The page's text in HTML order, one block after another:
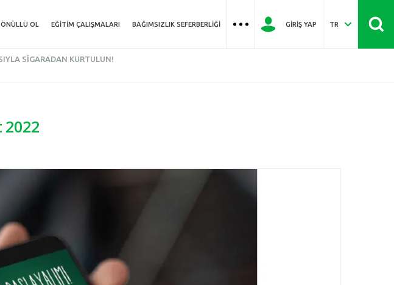
OL EĞITIM ÇALIŞMALARI BAĞIMSIZLIK SEFERBERLIĞI GIRIŞ YAP TR
SIGARADAN KURTULUN!
2022